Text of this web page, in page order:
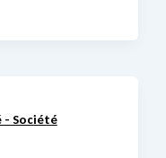
- Société